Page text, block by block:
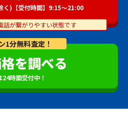
1分無料査定！
を調べる
24時間受付中！
く)【受付時間】9:15～21:00
話が繋がりやすい状態です